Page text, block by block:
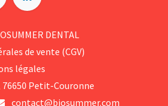
DENTAL
d​e vente (CGV)
légales
Petit-Couronne
contact@biosummer.com